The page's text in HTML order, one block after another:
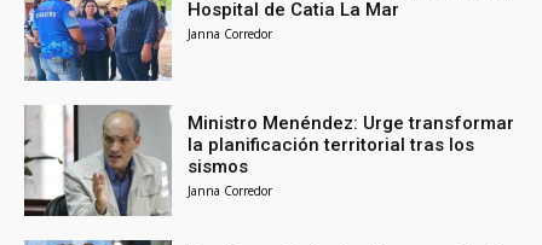
Hospital de Catia La Mar
Janna Corredor
Ministro Menéndez: Urge transformar
la planificación territorial tras los
sismos
Janna Corredor